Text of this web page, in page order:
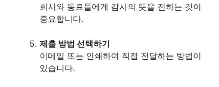
회사와 동료들에게 감사의 뜻을 전하는 것이
중요합니다.
제출 방법 선택하기
이메일 또는 인쇄하여 직접 전달하는 방법이
있습니다.